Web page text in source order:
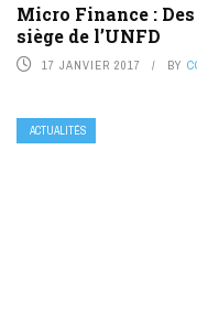
Micro Finance :
siège de l’UNFD
17 JANVIER 2017 BY
ACTUALITÉS